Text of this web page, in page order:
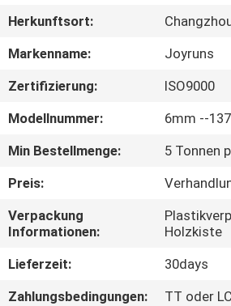
ÜBER
US
FABRIK-
AUSFLUG
TRETEN
SIE
MIT
Herkunftsort:
Markenname:
Joyruns
Zertifizierung:
ISO9000
Modellnummer:
6mm --
Min Bestellmenge:
5 Tonnen
Preis:
Verpackung
Informationen:
Holzkiste
Lieferzeit:
30days
Zahlungsbedingungen:
TT oder LC